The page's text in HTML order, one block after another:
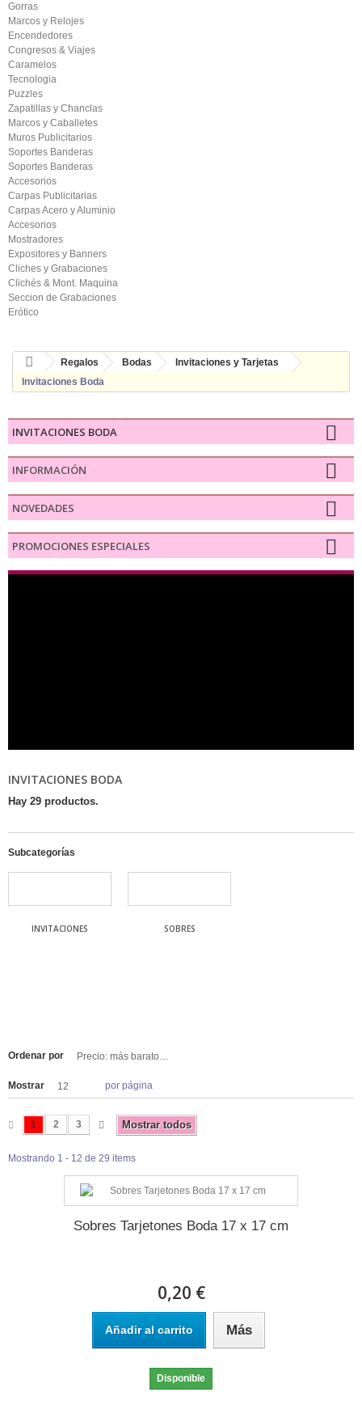
Gorras
Marcos y Relojes
Encendedores
Congresos & Viajes
Caramelos
Tecnologia
Puzzles
Zapatillas y Chanclas
Marcos y Caballetes
Muros Publicitarios
Soportes Banderas
Soportes Banderas
Accesorios
Carpas Publicitarias
Carpas Acero y Aluminio
Accesorios
Mostradores
Expositores y Banners
Cliches y Grabaciones
Clichés & Mont. Maquina
Seccion de Grabaciones
Erótico
Regalos Bodas
Invitaciones y Tarjetas
Invitaciones Boda
INVITACIONES BODA
INFORMACIÓN
NOVEDADES
PROMOCIONES ESPECIALES
INVITACIONES BODA
Hay 29 productos.
Subcategorías
INVITACIONES SOBRES
Ordenar por Precio: más baratos primero
Mostrar 12 por página
Mostrar todos
1 2 3
Mostrando 1 - 12 de 29 items
Sobres Tarjetones Boda 17 x 17 cm
0,20 €
Añadir al carrito Más
Disponible